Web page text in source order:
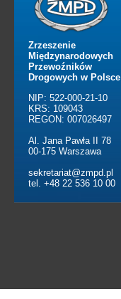
Zrzeszenie
Międzynarodowych
Przewoźników
Drogowych w Polsce
NIP: 522-000-21-10
KRS: 109043
REGON: 007026497
Al. Jana Pawła II 78
00-175 Warszawa
sekretariat@zmpd.pl
tel. +48 22 536 10 00